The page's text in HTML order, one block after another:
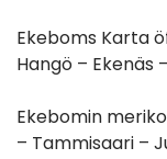
Ekeboms Karta
Hangö – Ekenäs
Ekebomin
– Tammisaari –